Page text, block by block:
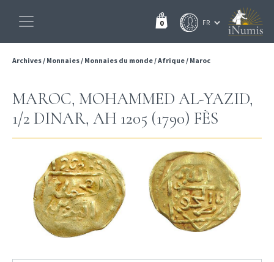
0
Archives/ Monnaies/ Monnaies du monde/Afrique/ Maroc
MAROC, MOHAMMED AL-YAZID,
1/2 DINAR, AH 1205 (1790) FÈS